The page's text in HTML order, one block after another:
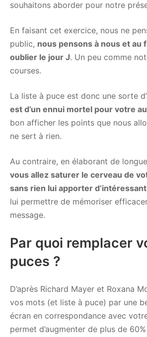
souhaitons aborder pour notre
En faisant cet exercice, nous ne
public, nous pensons à nous et au
oublier le jour J. Un peu comme
courses.
La liste à puce est donc une sorte
est d’un ennui mortel pour votre
bon afficher les points que nous
ne sert à rien.
Au contraire, en élaborant de
vous allez saturer le cerveau de
sans rien lui apporter d’intéressant
lui permettre de mémoriser
message.
Par quoi remplacer
puces ?
D’après Richard Mayer et Roxana
vos mots (et liste à puce) par une
écran en correspondance avec
permet d’augmenter de plus de